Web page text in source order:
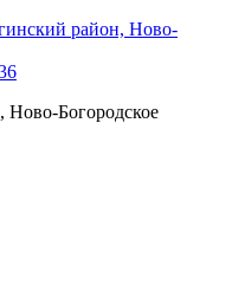
Ново-Богородское